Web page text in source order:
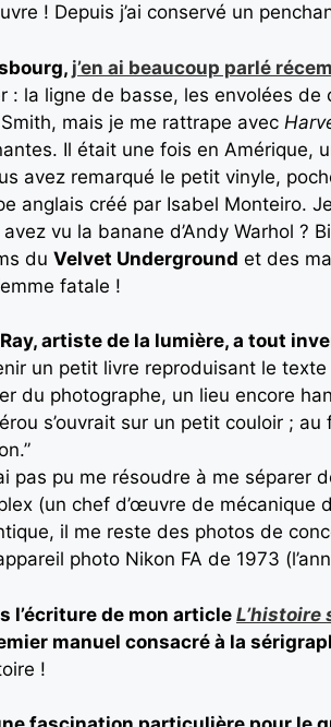
! Depuis j’ai conservé un
j’en ai beaucoup parlé
: la ligne de basse, les envolées
mais je me rattrape avec
Il était une fois en Amérique,
avez remarqué le petit vinyle,
anglais créé par Isabel Monteiro.
avez vu la banane d’Andy Warhol
du Velvet Underground et des
fatale !
artiste de la lumière, a tout
un petit livre reproduisant le
du photographe, un lieu encore
s’ouvrait sur un petit couloir ;
pas pu me résoudre à me séparer
(un chef d’œuvre de mécanique
il me reste des photos de
photo Nikon FA de 1973
l’écriture de mon article L’histoire
manuel consacré à la
!